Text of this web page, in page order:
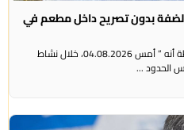
بدون تصريح داخل مطعم في
راديو الناس – بث مباشر أعلنت الشرطة أنه ” أمس 04.08.2026، خلال نشاط
...